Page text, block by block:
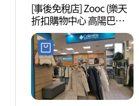
[事後免稅店] Zooc (樂天
折扣購物中心 高陽巴士
客運站店)(주크 롯데아울
렛 고양터미널점)